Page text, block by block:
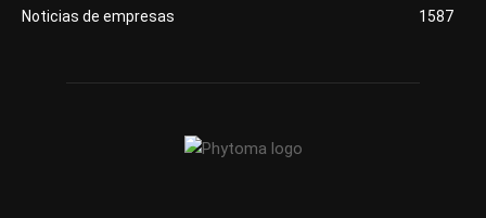
Noticias de empresas
1587